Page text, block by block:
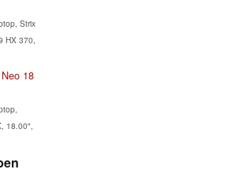
Strix
HX 370,
18
18.00",